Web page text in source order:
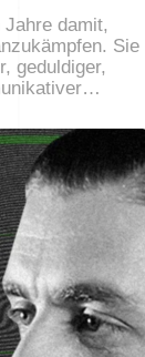
damit,
Sie
geduldiger,